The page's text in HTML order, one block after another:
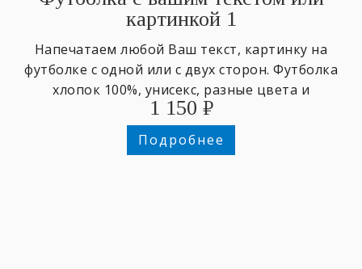
картинкой 1
Напечатаем любой Ваш текст, картинку на
футболке с одной или с двух сторон. Футболка
хлопок 100%, унисекс, разные цвета и
размеры,
1 150 ₽
Подробнее